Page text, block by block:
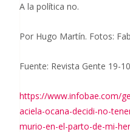
A la política no.
Por Hugo Martín. Fotos:
Fuente: Revista Gente 19-
https://www.infobae.com/
aciela-ocana-decidi-no-
murio-en-el-parto-de-mi-